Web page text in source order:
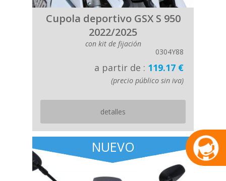
Cupola deportivo GSX S 950
2022/2025
con kit de fijación
0304Y88
a partir de : 119.17 €
(precio público sin iva)
detalles
NUEVO